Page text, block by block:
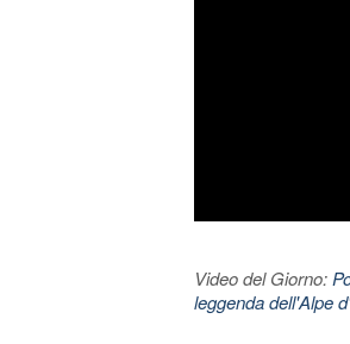
Video del Giorno:
leggenda dell'Alpe